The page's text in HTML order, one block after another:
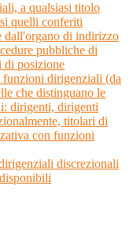
a qualsiasi titolo
quelli conferiti
dall'organo di indirizzo
pubbliche di
di posizione
funzioni dirigenziali (da
che distinguano le
dirigenti, dirigenti
titolari di
con funzioni
discrezionali